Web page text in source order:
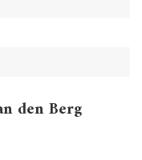
den Berg